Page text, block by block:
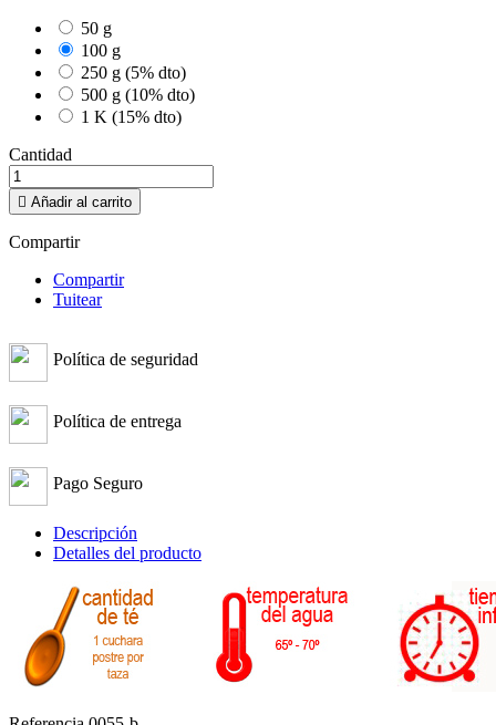
50 g
100 g
250 g (5% dto)
500 g (10% dto)
1 K (15% dto)
Cantidad
 Añadir al carrito
Compartir
Compartir
Tuitear
Política de seguridad
Política de entrega
Pago Seguro
Descripción
Detalles del producto